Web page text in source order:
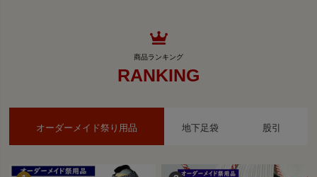
RANKING
オーダーメイド祭り用品 地下足袋 股引